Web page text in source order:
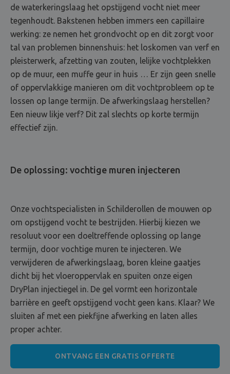
de waterkeringslaag het opstijgend vocht niet meer
tegenhoudt. Bakstenen hebben immers een capillaire
werking: ze nemen het grondvocht op en dit zorgt voor
tal van problemen binnenshuis: het loskomen van verf en
pleisterwerk, afzetting van zouten, lelijke vochtplekken
op de muur, een muffe geur in huis … Er zijn geen snelle
of oppervlakkige manieren om dit vochtprobleem op te
lossen op lange termijn. De afwerkingslaag herstellen?
Een nieuw likje verf? Dit zal slechts op korte termijn
effectief zijn.
De oplossing: vochtige muren injecteren
Onze vochtspecialisten in Schilderollen de mouwen op
om opstijgend vocht te bestrijden. Hierbij kiezen we
resoluut voor een doeltreffende oplossing op lange
termijn, door vochtige muren te injecteren. We
verwijderen de afwerkingslaag, boren kleine gaatjes
dicht bij het vloeroppervlak en spuiten onze eigen
DryPlan injectiegel in. De gel vormt een horizontale
barrière en geeft opstijgend vocht geen kans. Klaar? We
sluiten af met een piekfijne afwerking en laten alles
proper achter.
ONTVANG EEN GRATIS OFFERTE